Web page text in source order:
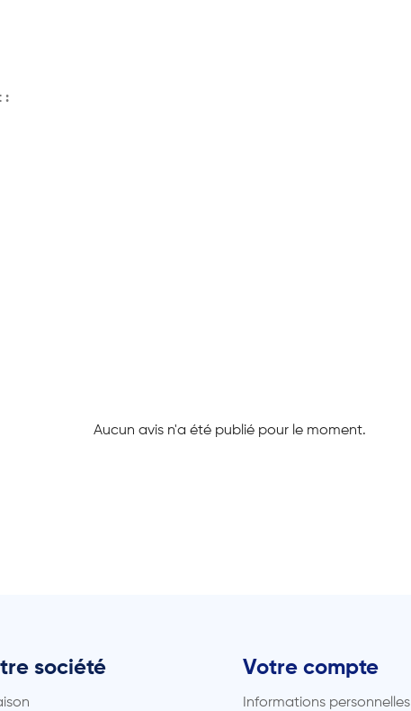
:
Aucun avis n'a été publié pour le moment.
société Votre compte
Informations personnelles